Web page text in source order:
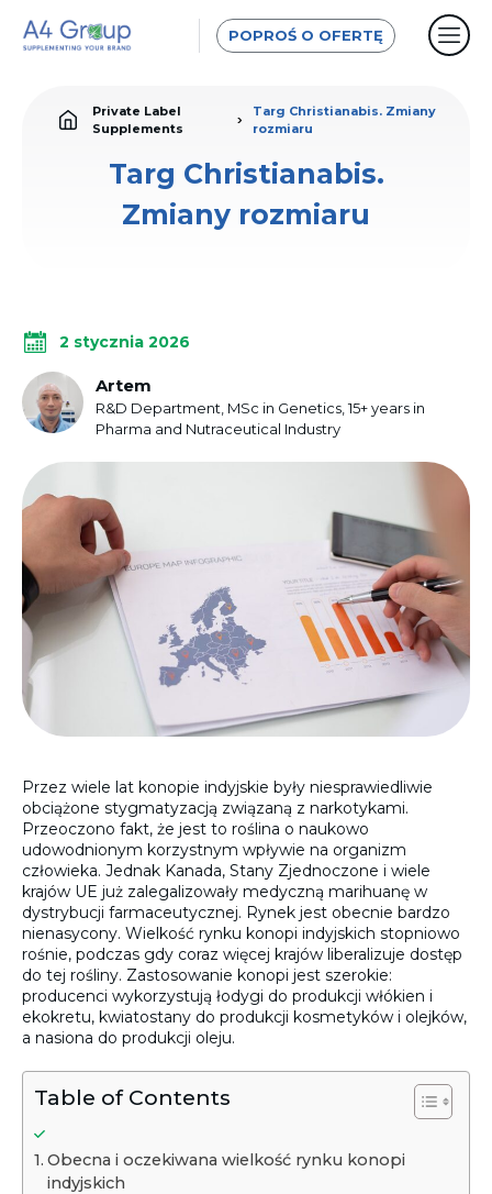
POPROŚ O OFERTĘ
Private Label
Supplements
Targ Christianabis. Zmiany
rozmiaru
Targ Christianabis.
Zmiany rozmiaru
2 stycznia 2026
Artem
R&D Department, MSc in Genetics, 15+ years in
Pharma and Nutraceutical Industry
Przez wiele lat konopie indyjskie były niesprawiedliwie
obciążone stygmatyzacją związaną z narkotykami.
Przeoczono fakt, że jest to roślina o naukowo
udowodnionym korzystnym wpływie na organizm
człowieka. Jednak Kanada, Stany Zjednoczone i wiele
krajów UE już zalegalizowały medyczną marihuanę w
dystrybucji farmaceutycznej. Rynek jest obecnie bardzo
nienasycony. Wielkość rynku konopi indyjskich stopniowo
rośnie, podczas gdy coraz więcej krajów liberalizuje dostęp
do tej rośliny. Zastosowanie konopi jest szerokie:
producenci wykorzystują łodygi do produkcji włókien i
ekokretu, kwiatostany do produkcji kosmetyków i olejków,
a nasiona do produkcji oleju.
Table of Contents
Obecna i oczekiwana wielkość rynku konopi
indyjskich